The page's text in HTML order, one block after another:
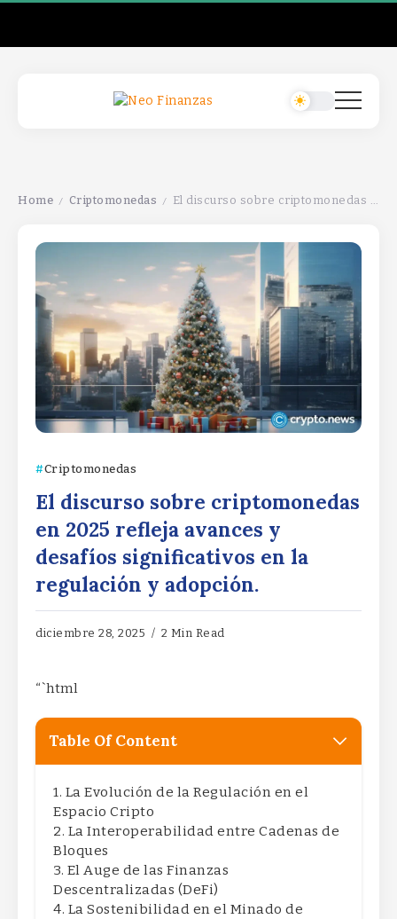
Home / Criptomonedas / El discurso sobre criptomonedas en 2025 refleja avances y desafíos significativos en la regulación y adopción.
Criptomonedas
El discurso sobre criptomonedas
en 2025 refleja avances y
desafíos significativos en la
regulación y adopción.
diciembre 28, 2025 2 Min Read
“`html
Table Of Content
La Evolución de la Regulación en el
Espacio Cripto
La Interoperabilidad entre Cadenas de
Bloques
El Auge de las Finanzas
Descentralizadas (DeFi)
La Sostenibilidad en el Minado de